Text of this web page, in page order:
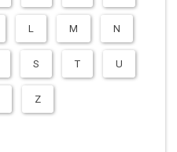
L M N
S T U
Z